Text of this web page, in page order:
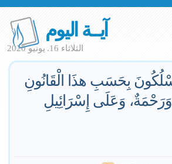
آيــة اليوم
الثلاثاء 16. يونيو 2020
بِحَسَبِ هذَا الْقَانُونِ
وَعَلَى إِسْرَائِيلِ